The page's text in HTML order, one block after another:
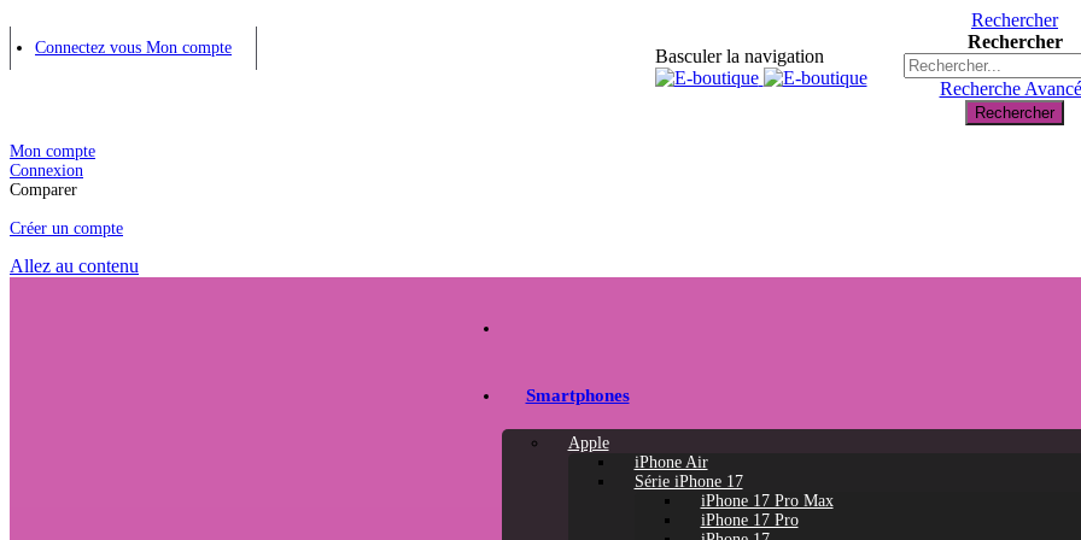
Connectez vous Mon compte Basculer la navigation
Rechercher
Rechercher
Recherche
Rechercher
Mon compte
Connexion
Comparer
Créer un compte
Allez au contenu
Smartphones
Apple
iPhone Air
Série iPhone 17
iPhone 17 Pro Max
iPhone 17 Pro